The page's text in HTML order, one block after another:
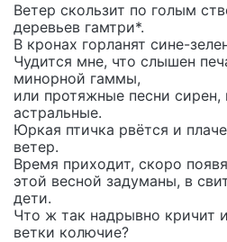
Ветер скользит по голым
деревьев гамтри*.
В кронах горланят сине-
Чудится мне, что слышен
минорной гаммы,
или протяжные песни
астральные.
Юркая птичка рвётся и
ветер.
Время приходит, скоро
этой весной задуманы, в
дети.
Что ж так надрывно кричит
ветки колючие?